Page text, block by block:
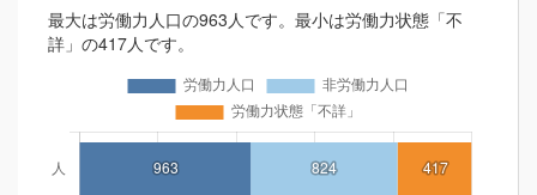
最大は労働力人口の963人です。最小は労働力状態「不
詳」の417人です。